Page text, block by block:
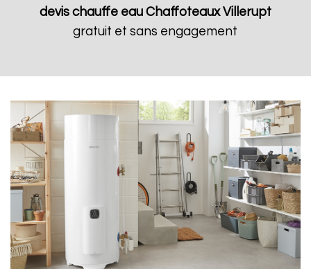
devis chauffe eau Chaffoteaux Villerupt
gratuit et sans engagement